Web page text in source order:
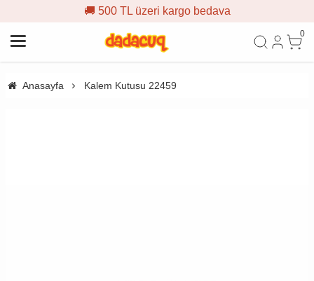
🚚 500 TL üzeri kargo bedava
0
Anasayfa Kalem Kutusu 22459